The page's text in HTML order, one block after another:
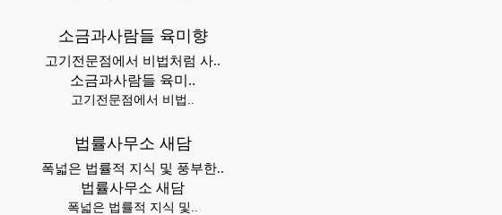
소금과사람들 육미향
고기전문점에서 비법처럼 사..
소금과사람들 육미..
고기전문점에서 비법..
법률사무소 새담
폭넓은 법률적 지식 및 풍부한..
법률사무소 새담
폭넓은 법률적 지식 및..